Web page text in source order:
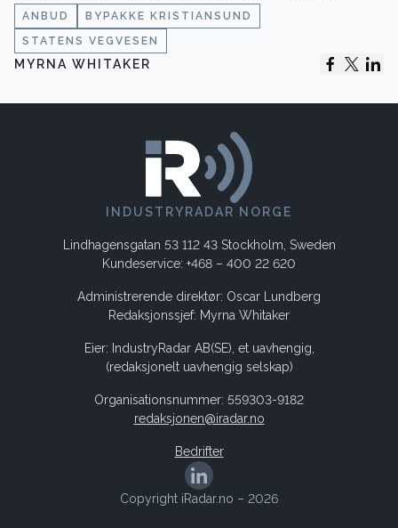
ANBUD
BYPAKKE KRISTIANSUND
STATENS VEGVESEN
MYRNA WHITAKER
INDUSTRYRADAR NORGE
Lindhagensgatan 53 112 43 Stockholm, Sweden
Kundeservice: +468 – 400 22 620
Administrerende direktør: Oscar Lundberg
Redaksjonssjef: Myrna Whitaker
Eier: IndustryRadar AB(SE), et uavhengig,
(redaksjonelt uavhengig selskap)
Organisationsnummer: 559303-9182
redaksjonen@iradar.no
Bedrifter
Copyright iRadar.no – 2026